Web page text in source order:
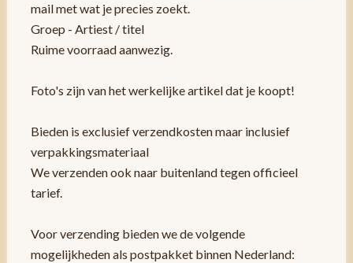
mail met wat je precies zoekt.
Groep - Artiest / titel
Ruime voorraad aanwezig.
Foto's zijn van het werkelijke artikel dat je koopt!
Bieden is exclusief verzendkosten maar inclusief
verpakkingsmateriaal
We verzenden ook naar buitenland tegen officieel
tarief.
Voor verzending bieden we de volgende
mogelijkheden als postpakket binnen Nederland: